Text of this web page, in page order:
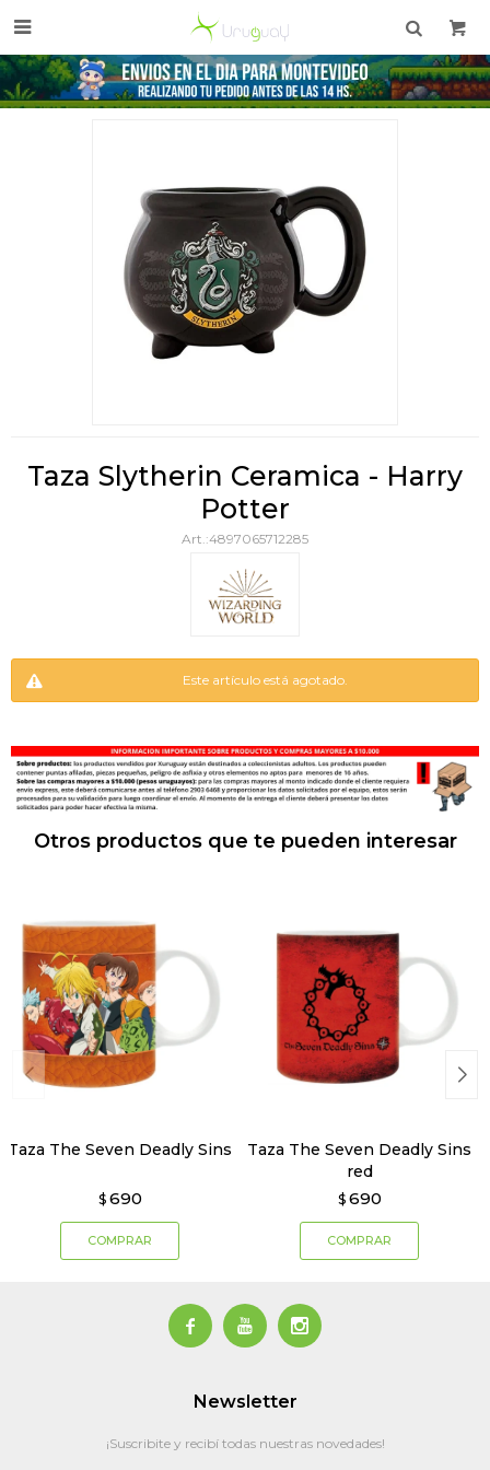

Taza Slytherin Ceramica - Harry
Potter
4897065712285
Este artículo está agotado.
Otros productos que te pueden interesar
Taza The Seven Deadly Sins
$ 690
Taza The Seven Deadly Sins
red
$ 690
  
Newsletter
¡Suscribite y recibí todas nuestras novedades!